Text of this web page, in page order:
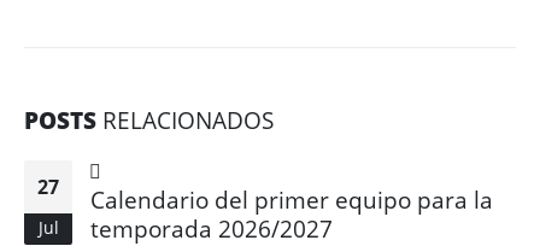
POSTS RELACIONADOS
27
Jul
Calendario del primer equipo para la
temporada 2026/2027